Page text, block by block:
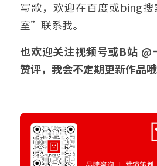
写歌，欢迎在百度或bing
室”联系我。
也欢迎关注视频号或B站 @
赞评，我会不定期更新作品